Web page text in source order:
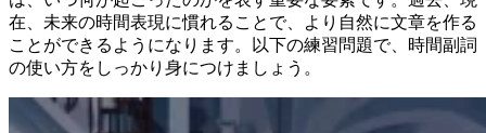
在、未来の時間表現に慣れることで、より自然に文章を作る
ことができるようになります。以下の練習問題で、時間副詞
の使い方をしっかり身につけましょう。